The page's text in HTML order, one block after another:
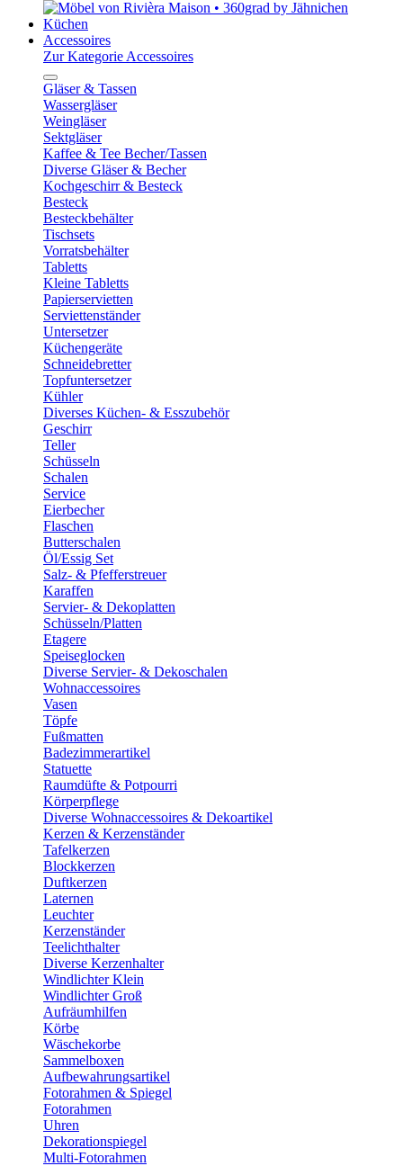
Küchen
Accessoires
Zur Kategorie Accessoires
Gläser & Tassen
Wassergläser
Weingläser
Sektgläser
Kaffee & Tee Becher/Tassen
Diverse Gläser & Becher
Kochgeschirr & Besteck
Besteck
Besteckbehälter
Tischsets
Vorratsbehälter
Tabletts
Kleine Tabletts
Papierservietten
Serviettenständer
Untersetzer
Küchengeräte
Schneidebretter
Topfuntersetzer
Kühler
Diverses Küchen- & Esszubehör
Geschirr
Teller
Schüsseln
Schalen
Service
Eierbecher
Flaschen
Butterschalen
Öl/Essig Set
Salz- & Pfefferstreuer
Karaffen
Servier- & Dekoplatten
Schüsseln/Platten
Etagere
Speiseglocken
Diverse Servier- & Dekoschalen
Wohnaccessoires
Vasen
Töpfe
Fußmatten
Badezimmerartikel
Statuette
Raumdüfte & Potpourri
Körperpflege
Diverse Wohnaccessoires & Dekoartikel
Kerzen & Kerzenständer
Tafelkerzen
Blockkerzen
Duftkerzen
Laternen
Leuchter
Kerzenständer
Teelichthalter
Diverse Kerzenhalter
Windlichter Klein
Windlichter Groß
Aufräumhilfen
Körbe
Wäschekorbe
Sammelboxen
Aufbewahrungsartikel
Fotorahmen & Spiegel
Fotorahmen
Uhren
Dekorationspiegel
Multi-Fotorahmen